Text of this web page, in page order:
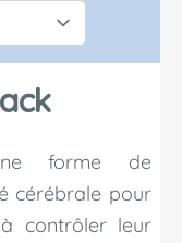
forme de
cérébrale pour
contrôler leur